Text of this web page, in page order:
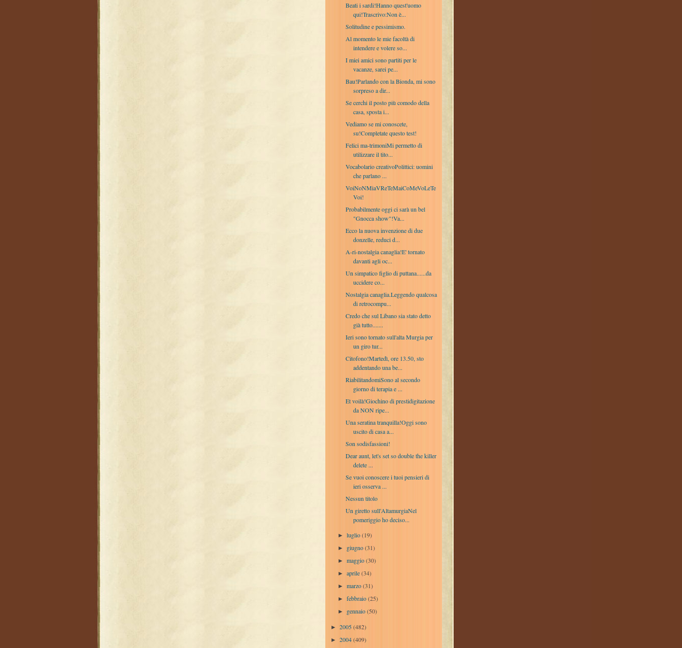
Beati i sardi!Hanno quest'uomo
qui!Trascrivo:Non è...
Solitudine e pessimismo.
Al momento le mie facoltà di
intendere e volere so...
I miei amici sono partiti per le
vacanze, sarei pe...
Bau!Parlando con la Bionda, mi sono
sorpreso a dir...
Se cerchi il posto più comodo della
casa, sposta i...
Vediamo se mi conoscete,
su!Completate questo test!
Felici ma-trimoniMi permetto di
utilizzare il tito...
Vocabolario creativoPolittici: uomini
che parlano ...
VoiNoNMiaVReTeMaiCoMeVoLeTe
Voi!
Probabilmente oggi ci sarà un bel
"Gnocca show"!Va...
Ecco la nuova invenzione di due
donzelle, reduci d...
A-ri-nostalgia canaglia!E' tornato
davanti agli oc...
Un simpatico figlio di puttana......da
uccidere co...
Nostalgia canaglia.Leggendo qualcosa
di retrocompu...
Credo che sul Libano sia stato detto
già tutto.......
Ieri sono tornato sull'alta Murgia per
un giro tur...
Citofono!Martedì, ore 13.50, sto
addentando una be...
RiabilitandomiSono al secondo
giorno di terapia e ...
Et voilà!Giochino di prestidigitazione
da NON ripe...
Una seratina tranquilla!Oggi sono
uscito di casa a...
Son sodisfassioni!
Dear aunt, let's set so double the killer
delete ...
Se vuoi conoscere i tuoi pensieri di
ieri osserva ...
Nessun titolo
Un giretto sull'AltamurgiaNel
pomeriggio ho deciso...
►luglio(19)
► giugno(31)
►maggio(30)
►aprile(34)
►marzo(31)
►febbraio(25)
► gennaio(50)
► 2005(482)
► 2004(409)